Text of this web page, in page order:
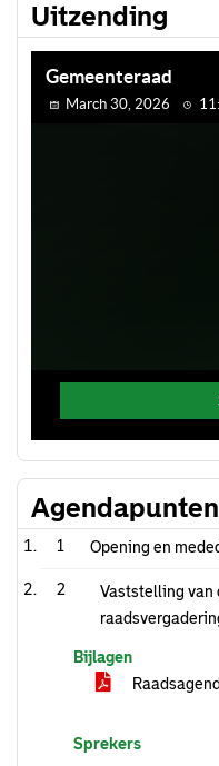
Uitzending
Agendapunten
1 Opening en
2
Vaststelling van
Bijlagen
Sprekers